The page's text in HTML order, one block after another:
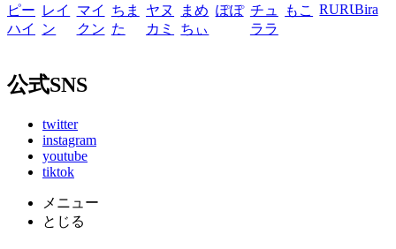
ピー
ハイ
レイ
ン
マイ
クン
ちま
た
ヤヌ
カミ
まめ
ちぃ
ぽぽ チュ
ララ
もこ RURUBira
公式SNS
twitter
instagram
youtube
tiktok
メニュー
とじる